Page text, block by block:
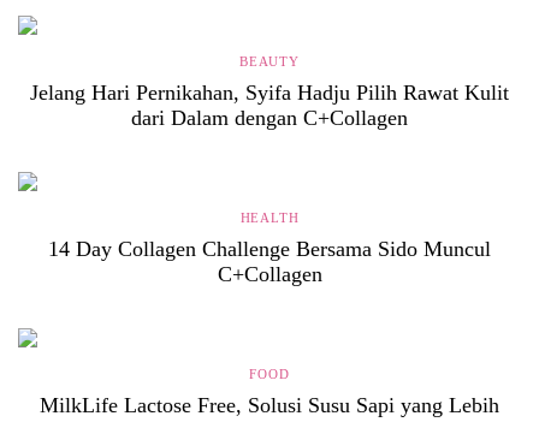
BEAUTY
Jelang Hari Pernikahan, Syifa Hadju Pilih Rawat Kulit
dari Dalam dengan C+Collagen
HEALTH
14 Day Collagen Challenge Bersama Sido Muncul
C+Collagen
FOOD
MilkLife Lactose Free, Solusi Susu Sapi yang Lebih